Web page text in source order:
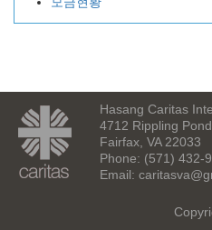
Hasang Caritas
4712 Rippling
Fairfax, VA 22033
Phone: (571) 432-
Email: